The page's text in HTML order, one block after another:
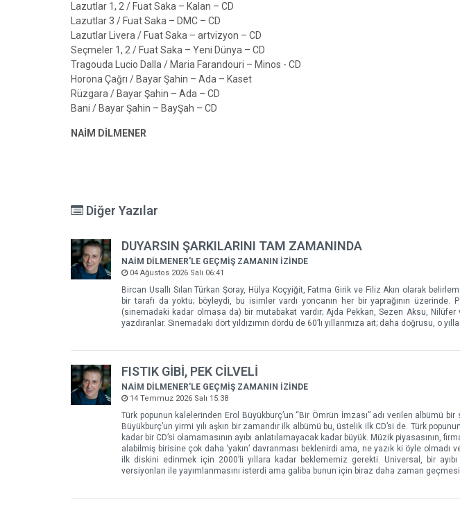
Lazutlar 1, 2 / Fuat Saka – Kalan – CD
Lazutlar 3 / Fuat Saka – DMC – CD
Lazutlar Livera / Fuat Saka – artvizyon – CD
Seçmeler 1, 2 / Fuat Saka – Yeni Dünya – CD
Tragouda Lucio Dalla / Maria Farandouri – Minos - CD
Horona Çağrı / Bayar Şahin – Ada – Kaset
Rüzgara / Bayar Şahin – Ada – CD
Bani / Bayar Şahin – BayŞah – CD
NAİM DİLMENER
Diğer Yazılar
DUYARSIN ŞARKILARINI TAM ZAMANINDA
NAİM DİLMENER'LE GEÇMİŞ ZAMANIN İZİNDE
04 Ağustos 2026 Salı 06:41
Bircan Usallı Sılan Türkan Şoray, Hülya Koçyiğit, Fatma Girik ve Filiz Akın olarak
bir tarafı da yoktu; böyleydi, bu isimler vardı yoncanın her bir yaprağının
(sinemadaki kadar olmasa da) bir mutabakat vardır; Ajda Pekkan, Sezen Aksu, Nilüfer
yazdıranlar. Sinemadaki dört yıldızımın dördü de 60’lı yıllarımıza ait; daha doğrusu, o
FISTIK GİBİ, PEK CİLVELİ
NAİM DİLMENER'LE GEÇMİŞ ZAMANIN İZİNDE
14 Temmuz 2026 Salı 15:38
Türk popunun kalelerinden Erol Büyükburç’un “Bir Ömrün İmzası” adı verilen albümü
Büyükburç’un yirmi yılı aşkın bir zamandır ilk albümü bu, üstelik ilk CD’si de. Türk
kadar bir CD’si olamamasının ayıbı anlatılamayacak kadar büyük. Müzik piyasasının,
alabilmiş birisine çok daha ‘yakın’ davranması beklenirdi ama, ne yazık ki öyle olmadı
ilk diskini edinmek için 2000’li yıllara kadar beklememiz gerekti. Universal, bir ayıbı
versiyonları ile yayımlanmasını isterdi ama galiba bunun için biraz daha zaman geçmesi